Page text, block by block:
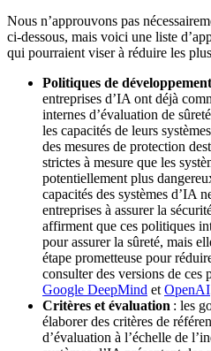
Nous n’approuvons pas
ci-dessous, mais voici une liste
qui pourraient viser à réduire les
Politiques de
entreprises d’IA ont déjà
internes d’évaluation de
les capacités de leurs
des mesures de protection
strictes à mesure que les
potentiellement plus
capacités des systèmes d’IA
entreprises à assurer la
affirment que ces politiques
pour assurer la sûreté, mais
étape prometteuse pour
consulter des versions de ces
Google DeepMind et OpenAI
Critères et évaluation : les
élaborer des critères de
d’évaluation à l’échelle de